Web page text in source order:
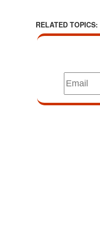
RELATED TOPICS: